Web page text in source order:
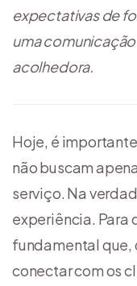
expectativas de
uma
acolhedora.
Hoje, é
não buscam
serviço. Na
experiência. Para
fundamental que,
conectar com os